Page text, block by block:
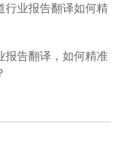
行业报告翻译如何精
报告翻译，如何精准